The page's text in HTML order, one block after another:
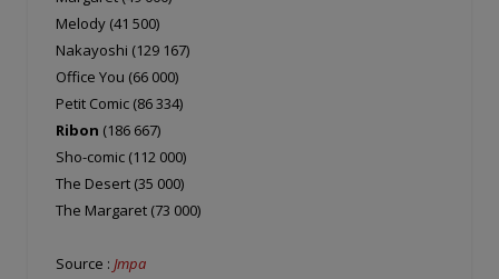
Melody (41 500)
Nakayoshi (129 167)
Office You (66 000)
Petit Comic (86 334)
Ribon (186 667)
Sho-comic (112 000)
The Desert (35 000)
The Margaret (73 000)
Source : Jmpa